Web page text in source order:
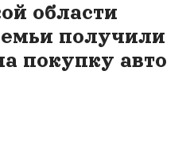
области
получили
покупку авто